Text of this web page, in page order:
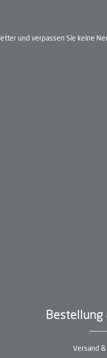
und verpassen Sie keine
Bestellung
Versand